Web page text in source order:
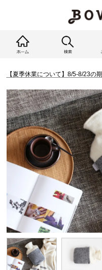
【夏季休業について】8/5-8/23の